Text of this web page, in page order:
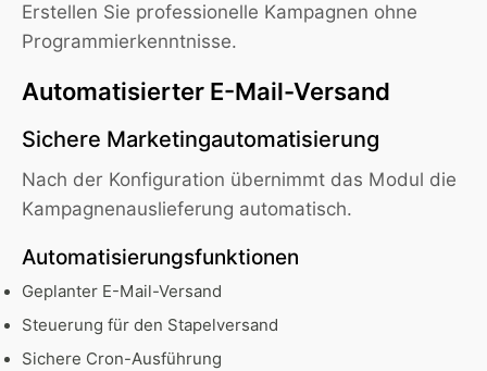
Erstellen Sie professionelle Kampagnen ohne
Programmierkenntnisse.
Automatisierter E-Mail-Versand
Sichere Marketingautomatisierung
Nach der Konfiguration übernimmt das Modul die
Kampagnenauslieferung automatisch.
Automatisierungsfunktionen
Geplanter E-Mail-Versand
Steuerung für den Stapelversand
Sichere Cron-Ausführung